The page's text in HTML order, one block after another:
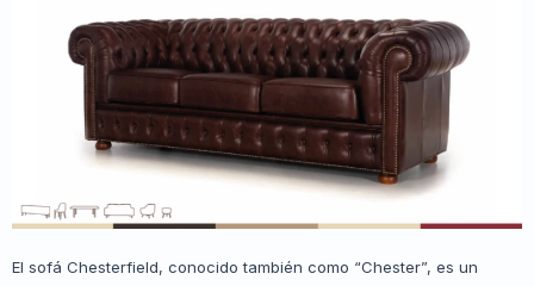
El sofá Chesterfield, conocido también como “Chester”, es un